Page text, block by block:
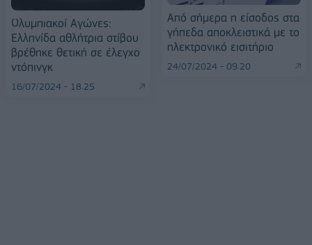
Ολυμπιακοί Αγώνες:
Ελληνίδα αθλήτρια στίβου
βρέθηκε θετική σε έλεγχο
ντόπινγκ
16/07/2024 - 18:25
Από σήμερα η είσοδος στα
γήπεδα αποκλειστικά με το
ηλεκτρονικό εισιτήριο
24/07/2024 - 09:20